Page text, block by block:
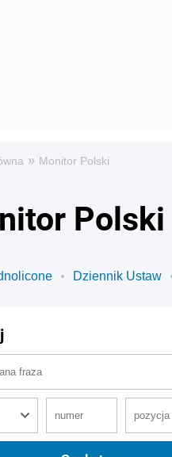
» Monitor Polski
Polski
Dziennik Ustaw